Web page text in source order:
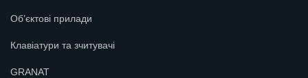
Об’єктові прилади
Клавіатури та зчитувачі
GRANAT